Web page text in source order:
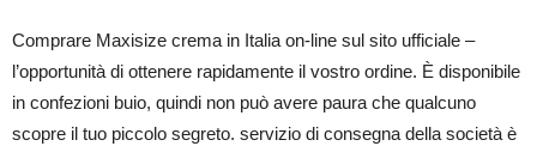
Comprare Maxisize crema in Italia on-line sul sito ufficiale –
l’opportunità di ottenere rapidamente il vostro ordine. È disponibile
in confezioni buio, quindi non può avere paura che qualcuno
scopre il tuo piccolo segreto. servizio di consegna della società è